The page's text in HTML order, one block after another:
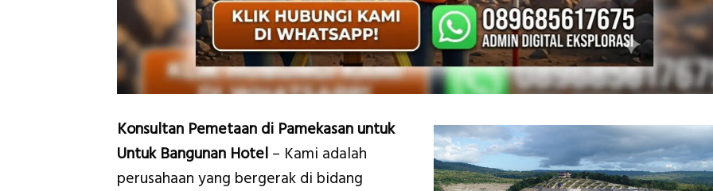
Konsultan Pemetaan di Pamekasan untuk
Untuk Bangunan Hotel – Kami adalah
perusahaan yang bergerak di bidang